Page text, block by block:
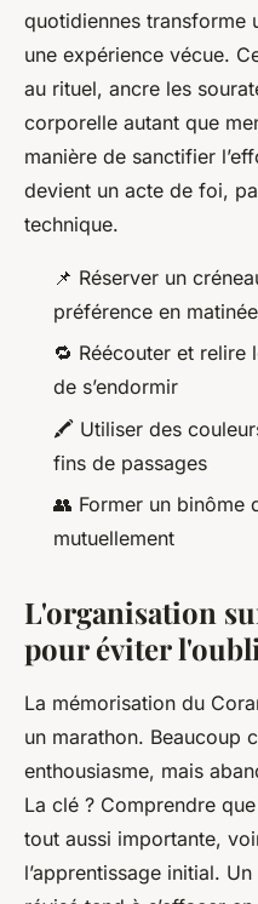
quotidiennes transforme
une expérience vécue.
au rituel, ancre les
corporelle autant que
manière de sanctifier
devient un acte de foi,
technique.
📌 Réserver un
préférence en matinée
🔁 Réécouter et relire
de s’endormir
🖍️ Utiliser des
fins de passages
👥 Former un binôme
mutuellement
L'organisation
pour éviter l'oubli
La mémorisation du
un marathon. Beaucoup
enthousiasme, mais
La clé ? Comprendre
tout aussi importante,
l’apprentissage initial.